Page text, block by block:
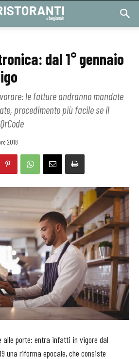
dal 1° gennaio
le fatture andranno mandate
procedimento più facile se il
2018
alle porte: entra infatti in vigore dal
una riforma epocale, che consiste